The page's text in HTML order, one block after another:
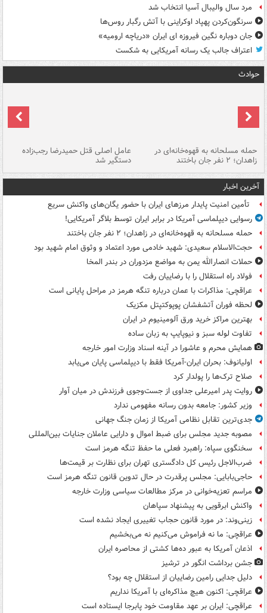
مرد سال والیبال آسیا انتخاب شد
سرنگون‌کردن پهپاد اوکراینی با آتش رگبار روس‌ها
جان دوباره نگین فیروزه ای ایران «دریاچه ارومیه»
اعتراف جالب یک رسانه آمریکایی به شکست
حوادث
حمله مسلحانه به قهوه‌خانه‌ای در
زاهدان؛ ۲ نفر جان باختند
عامل اصلی قتل حمیدرضا رجب‌زاده
دستگیر شد
آخرین اخبار
تأمین امنیت پایدار مرزهای ایران با حضور یگان‌های واکنش سریع
رسوایی دیپلماسی آمریکا در برابر ایران توسط بلاگر آمریکایی!
حمله مسلحانه به قهوه‌خانه‌ای در زاهدان؛ ۲ نفر جان باختند
حجت‌الاسلام سعیدی: شهید خادمی مورد اعتماد و وثوق امام شهید بود
حملات انصارالله یمن به مواضع مزدوران در بندر المخا
فولاد راه استقلال را با رضاییان رفت
عراقچی: مذاکرات با عمان درباره تنگه هرمز در مراحل پایانی است
لحظه فوران آتشفشان پوپوکتپتل مکزیک
بهترین مراکز خرید ورق آلومینیوم در ایران
تفاوت لوله سبز و نیوپایپ به زبان ساده
همایش محرم و عاشورا در آینه اسناد وزارت امور خارجه
اولیانوف: بحران ایران-آمریکا فقط با دیپلماسی پایان می‌یابد
صلاح ترک‌ها را پولدار کرد
روایت پدر امیرعلی جداوی از جست‌وجوی فرزندش در میان آوار
وزیر کشور: جامعه بدون رسانه مفهومی ندارد
جدی‌ترین تقابل نظامی آمریکا از زمان جنگ جهانی
مصوبه جدید مجلس برای ضبط اموال و دارایی عاملان جنایات بین‌المللی
سخنگوی سپاه: راهبرد فعلی ما حفظ تنگه هرمز است
ضرب‌الاجل رئیس کل دادگستری تهران برای نظارت بر قیمت‌ها
حاجی‌بابایی: مجلس پرقدرت در حال تدوین قانون تنگه هرمز است
مراسم تعزیه‌خوانی در مرکز مطالعات سیاسی وزارت خارجه
واکنش ابرقویی به پیشنهاد سپاهان
زینی‌وند: در مورد قانون حجاب تغییری ایجاد نشده است
عراقچی: ما نه فراموش می‌کنیم نه می‌بخشیم
اذعان آمریکا به عبور ده‌ها کشتی از محاصره ایران
جشن برداشت انگور در ترشیز
دلیل جدایی رامین رضاییان از استقلال چه بود؟
عراقچی: اکنون هیچ مذاکره‌ای با آمریکا نداریم
عراقچی: ایران بر عهد مقاومت خود پابرجا ایستاده است